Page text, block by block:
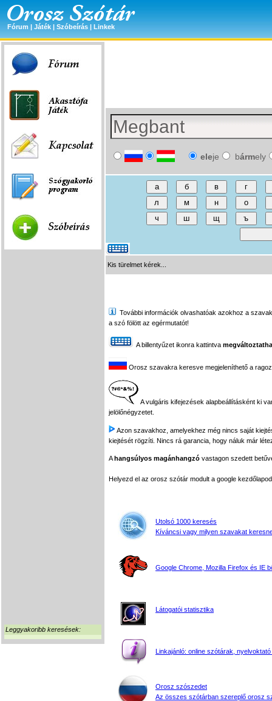
Fórum | Játék | Szóbeírás | Linkek
Leggyakoribb keresések:
eleje bármely
Kis türelmet kérek...
További információk olvashatóak azokhoz a
a szó fölött az egérmutatót!
A billentyűzet ikonra kattintva
Orosz szavakra keresve megjeleníthető a
A vulgáris kifejezések alapbeállításként ki
jelölőnégyzetet.
Azon szavakhoz, amelyekhez még nincs saját
kiejtését rögzíti. Nincs rá garancia, hogy náluk már
Ahangsúlyos magánhangzó vastagon szedett
Helyezd el az orosz szótár modult a google
Utolsó 1000 keresés
Kíváncsi vagy milyen szavakat
Google Chrome, Mozilla Firefox és IE
Látogatói statisztika
Linkajánló: online szótárak, nyelvoktató
Orosz szószedet
Az összes szótárban szereplő orosz